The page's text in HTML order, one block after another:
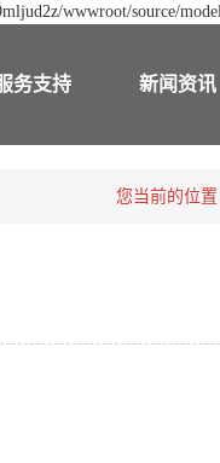
wwwroot/source/
务支持 新闻资讯
您当前的位